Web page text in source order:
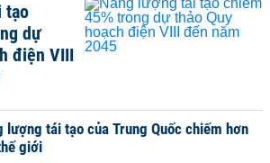
tạo
dự
điện VIII
lượng tái tạo của Trung Quốc chiếm hơn
giới